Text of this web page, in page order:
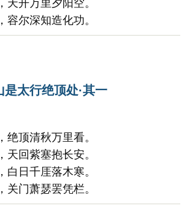
天开万里夕阳空。
容尔深知造化功。
太行绝顶处·其一
绝顶清秋万里看。
天回紫塞抱长安。
白日千厓落木寒。
关门萧瑟罢凭栏。